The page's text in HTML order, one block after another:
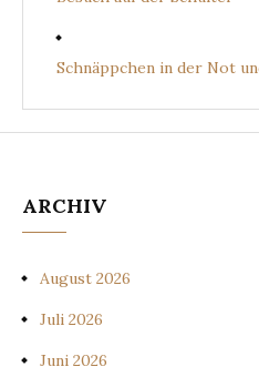
Schnäppchen in der Not
ARCHIV
August 2026
Juli 2026
Juni 2026